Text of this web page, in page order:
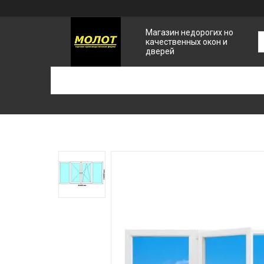
Магазин недорогих но
качественных окон и
дверей